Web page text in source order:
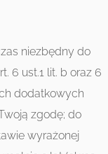
niezbędny do
6 ust.1 lit. b oraz 6
dodatkowych
zgodę; do
wyrażonej